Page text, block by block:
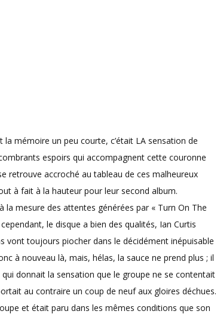
mémoire un peu courte, c’était LA sensation de
espoirs qui accompagnent cette couronne
retrouve accroché au tableau de ces malheureux
à fait à la hauteur pour leur second album.
la mesure des attentes générées par « Turn On The
le disque a bien des qualités, Ian Curtis
toujours piocher dans le décidément inépuisable
à nouveau là, mais, hélas, la sauce ne prend plus ; il
donnait la sensation que le groupe ne se contentait
au contraire un coup de neuf aux gloires déchues.
et était paru dans les mêmes conditions que son